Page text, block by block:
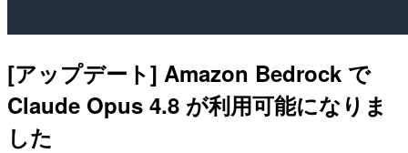
[アップデート] Amazon Bedrock で
Claude Opus 4.8 が利用可能になりま
した